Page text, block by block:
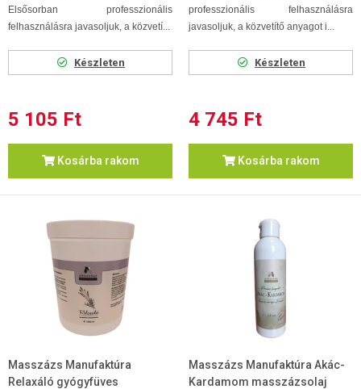
Elsősorban professzionális
felhasználásra javasoljuk, a közvetí...
Készleten
5 105 Ft
Kosárba rakom
professzionális felhasználásra
javasoljuk, a közvetítő anyagot i...
Készleten
4 745 Ft
Kosárba rakom
Masszázs Manufaktúra
Relaxáló gyógyfüves
Masszázs Manufaktúra Akác-
Kardamom masszázsolaj